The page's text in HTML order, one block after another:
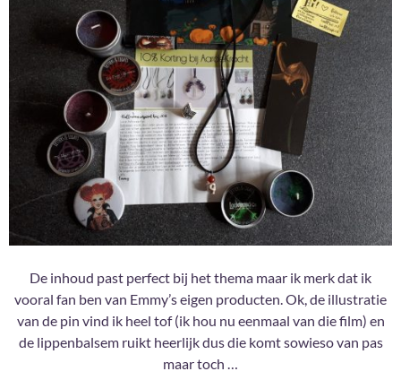
De inhoud past perfect bij het thema maar ik merk dat ik
vooral fan ben van Emmy’s eigen producten. Ok, de illustratie
van de pin vind ik heel tof (ik hou nu eenmaal van die film) en
de lippenbalsem ruikt heerlijk dus die komt sowieso van pas
maar toch …